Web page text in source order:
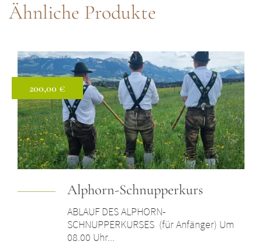
Ähnliche Produkte
200,00 €
Alphorn-Schnupperkurs
ABLAUF DES ALPHORN-
SCHNUPPERKURSES (für Anfänger) Um
08.00 Uhr...
Preis: 200,00 €